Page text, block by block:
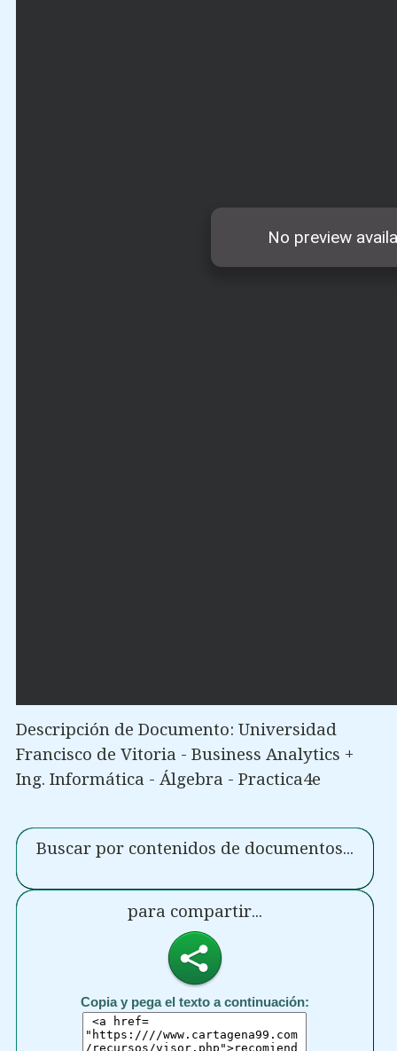
Descripción de Documento: Universidad
Francisco de Vitoria - Business Analytics +
Ing. Informática - Álgebra - Practica4e
Buscar por contenidos de documentos...
para compartir...
Copia y pega el texto a continuación: